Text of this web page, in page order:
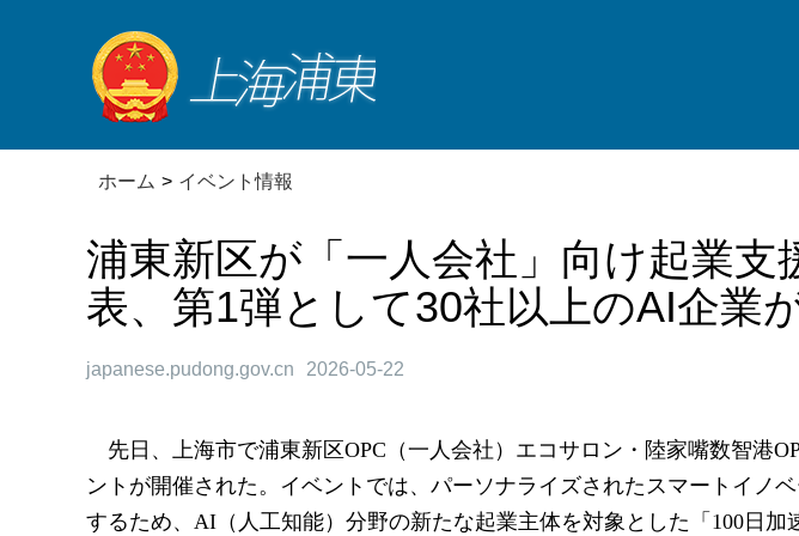
ホーム > イベント情報
浦東新区が「一人会社」向け起業支
表、第1弾として30社以上のAI企業
japanese.pudong.gov.cn 2026-05-22
先日、上海市で浦東新区OPC（一人会社）エコサロン・陸家嘴数智港
ントが開催された。イベントでは、パーソナライズされたスマートイノ
するため、AI（人工知能）分野の新たな起業主体を対象とした「100日加